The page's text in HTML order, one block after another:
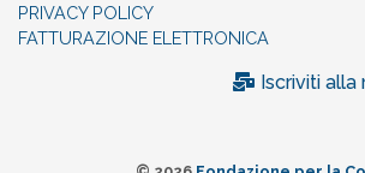
PRIVACY POLICY
FATTURAZIONE ELETTRONICA
Iscriviti